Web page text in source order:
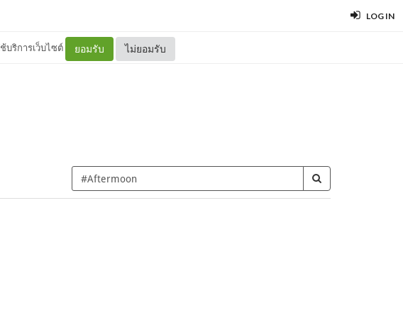
LOG IN
บริการเว็บไซต์ ยอมรับ ไม่ยอมรับ